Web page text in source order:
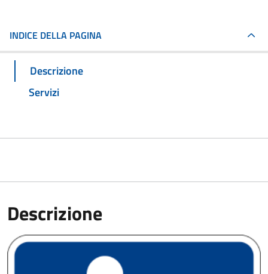
INDICE DELLA PAGINA
Descrizione
Servizi
Descrizione